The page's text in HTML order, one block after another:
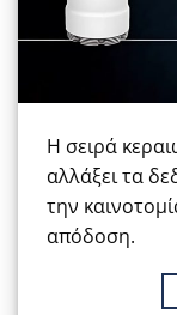
Η σειρά
αλλάξει τα
την
απόδοση.